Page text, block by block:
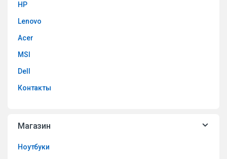
HP
Lenovo
Acer
MSI
Dell
Контакты
Магазин
Ноутбуки